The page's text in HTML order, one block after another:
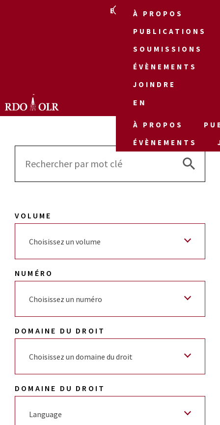
EN
À PROPOS
PUBLICATIONS
SOUMISSIONS
ÉVÈNEMENTS
JOINDRE
EN
À PROPOS
ÉVÈNEMENTS
Search
Search
VOLUME
Choisissez un volume
NUMÉRO
Choisissez un numéro
DOMAINE DU DROIT
Choisissez un domaine du droit
DOMAINE DU DROIT
Language